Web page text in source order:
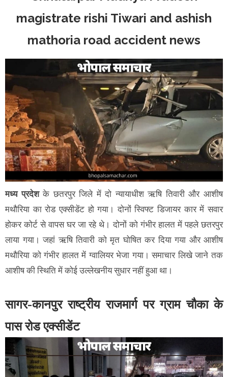
magistrate rishi Tiwari and ashish
mathoria road accident news
मध्य प्रदेशके छतरपुर जिले में दो न्यायाधीश ऋषि तिवारी और आशीष
मथौरिया का रोड एक्सीडेंट हो गया। दोनों स्विफ्ट डिजायर कार में सवार
होकर कोर्ट से वापस घर जा रहे थे। दोनों को गंभीर हालत में पहले छतरपुर
लाया गया। जहां ऋषि तिवारी को मृत घोषित कर दिया गया और आशीष
मथौरिया को गंभीर हालत में ग्वालियर भेजा गया। समाचार लिखे जाने तक
आशीष की स्थिति में कोई उल्लेखनीय सुधार नहीं हुआ था।
सागर-कानपुर राष्ट्रीय राजमार्ग पर ग्राम चौका के
पास रोड एक्सीडेंट